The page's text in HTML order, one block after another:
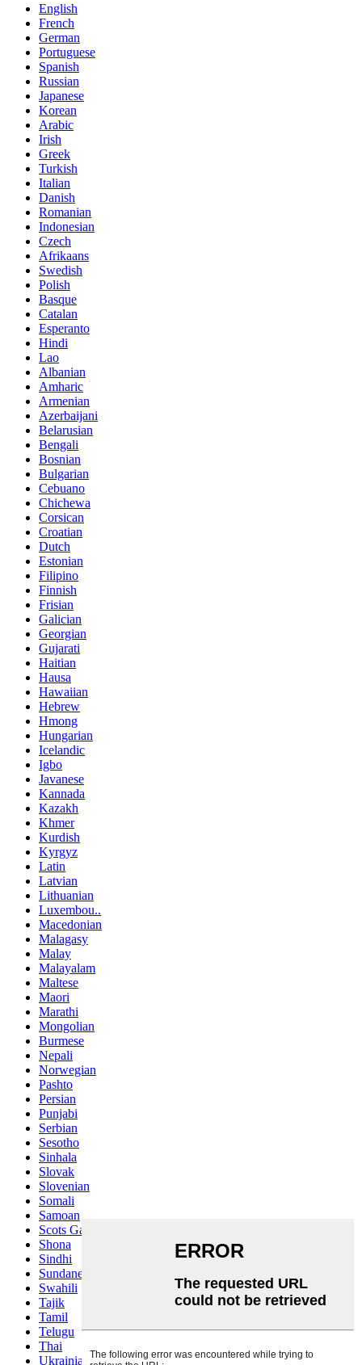
English
French
German
Portuguese
Spanish
Russian
Japanese
Korean
Arabic
Irish
Greek
Turkish
Italian
Danish
Romanian
Indonesian
Czech
Afrikaans
Swedish
Polish
Basque
Catalan
Esperanto
Hindi
Lao
Albanian
Amharic
Armenian
Azerbaijani
Belarusian
Bengali
Bosnian
Bulgarian
Cebuano
Chichewa
Corsican
Croatian
Dutch
Estonian
Filipino
Finnish
Frisian
Galician
Georgian
Gujarati
Haitian
Hausa
Hawaiian
Hebrew
Hmong
Hungarian
Icelandic
Igbo
Javanese
Kannada
Kazakh
Khmer
Kurdish
Kyrgyz
Latin
Latvian
Lithuanian
Luxembou..
Macedonian
Malagasy
Malay
Malayalam
Maltese
Maori
Marathi
Mongolian
Burmese
Nepali
Norwegian
Pashto
Persian
Punjabi
Serbian
Sesotho
Sinhala
Slovak
Slovenian
Somali
Samoan
Scots Gaelic
Shona
Sindhi
Sundanese
Swahili
Tajik
Tamil
Telugu
Thai
Ukrainian